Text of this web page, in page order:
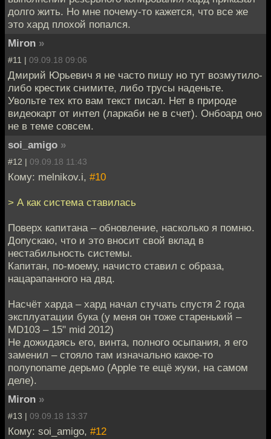
долго жить. Но мне почему-то кажется, что все же
это хард плохой попался.
Miron »
#11 | 09.09.18 09:06
Дмирий Юрьевич я не часто пишу но тут возмутило-
либо крестик снимите, либо трусы наденьте.
Увольте тех кто вам текст писал. Нет в природе
видеокарт от интел (ларкаби не в счет). Онбоард оно
не в теме совсем.
soi_amigo »
#12 | 09.09.18 11:43
Кому: melnikov.i, #10
> А как система ставилась
Поверх капитана – обновление, насколько я помню.
Допускаю, что и это вносит свой вклад в
нестабильность системы.
Капитан, по-моему, начисто ставил с образа,
нацарапанного на двд.
Насчёт харда – хард начал стучать спустя 2 года
эксплуатации бука (у меня он тоже старенький –
MD103 – 15" mid 2012)
Не дожидаясь его, винта, полного осыпания, я его
заменил – стояло там изначально какое-то
полуnoname дерьмо (Apple те ещё жуки, на самом
деле).
Miron »
#13 | 09.09.18 13:37
Кому: soi_amigo, #12